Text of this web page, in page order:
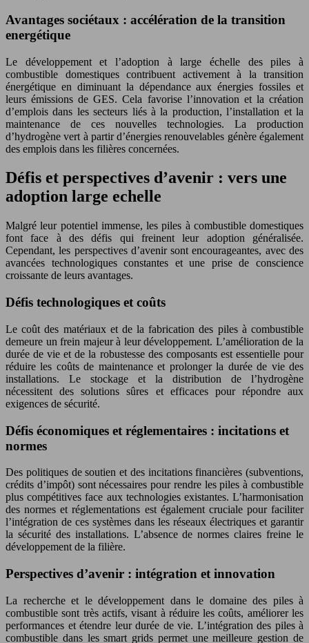
Avantages sociétaux : accélération de la transition
energétique
Le développement et l’adoption à large échelle des piles à
combustible domestiques contribuent activement à la transition
énergétique en diminuant la dépendance aux énergies fossiles et
leurs émissions de GES. Cela favorise l’innovation et la création
d’emplois dans les secteurs liés à la production, l’installation et la
maintenance de ces nouvelles technologies. La production
d’hydrogène vert à partir d’énergies renouvelables génère également
des emplois dans les filières concernées.
Défis et perspectives d’avenir : vers une
adoption large echelle
Malgré leur potentiel immense, les piles à combustible domestiques
font face à des défis qui freinent leur adoption généralisée.
Cependant, les perspectives d’avenir sont encourageantes, avec des
avancées technologiques constantes et une prise de conscience
croissante de leurs avantages.
Défis technologiques et coûts
Le coût des matériaux et de la fabrication des piles à combustible
demeure un frein majeur à leur développement. L’amélioration de la
durée de vie et de la robustesse des composants est essentielle pour
réduire les coûts de maintenance et prolonger la durée de vie des
installations. Le stockage et la distribution de l’hydrogène
nécessitent des solutions sûres et efficaces pour répondre aux
exigences de sécurité.
Défis économiques et réglementaires : incitations et
normes
Des politiques de soutien et des incitations financières (subventions,
crédits d’impôt) sont nécessaires pour rendre les piles à combustible
plus compétitives face aux technologies existantes. L’harmonisation
des normes et réglementations est également cruciale pour faciliter
l’intégration de ces systèmes dans les réseaux électriques et garantir
la sécurité des installations. L’absence de normes claires freine le
développement de la filière.
Perspectives d’avenir : intégration et innovation
La recherche et le développement dans le domaine des piles à
combustible sont très actifs, visant à réduire les coûts, améliorer les
performances et étendre leur durée de vie. L’intégration des piles à
combustible dans les smart grids permet une meilleure gestion de